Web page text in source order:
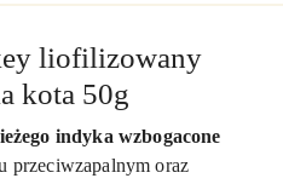
liofilizowany
kota 50g
indyka wzbogacone
przeciwzapalnym oraz